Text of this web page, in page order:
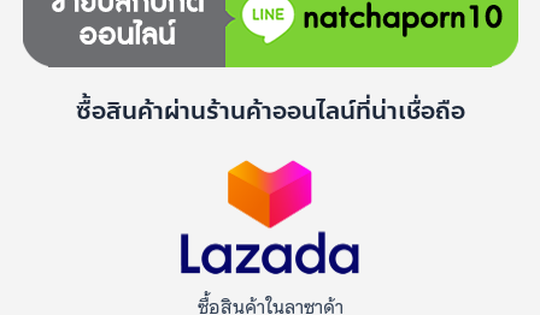
ซื้อสินค้าผ่านร้านค้าออนไลน์ที่น่าเชื่อถือ
ซื้อสินค้าในลาซาด้า